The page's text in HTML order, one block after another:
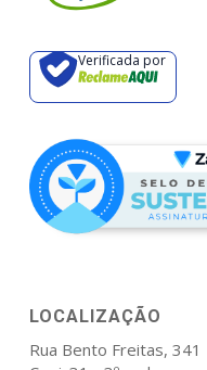
Verificada por
LOCALIZAÇÃO
Rua Bento Freitas, 341